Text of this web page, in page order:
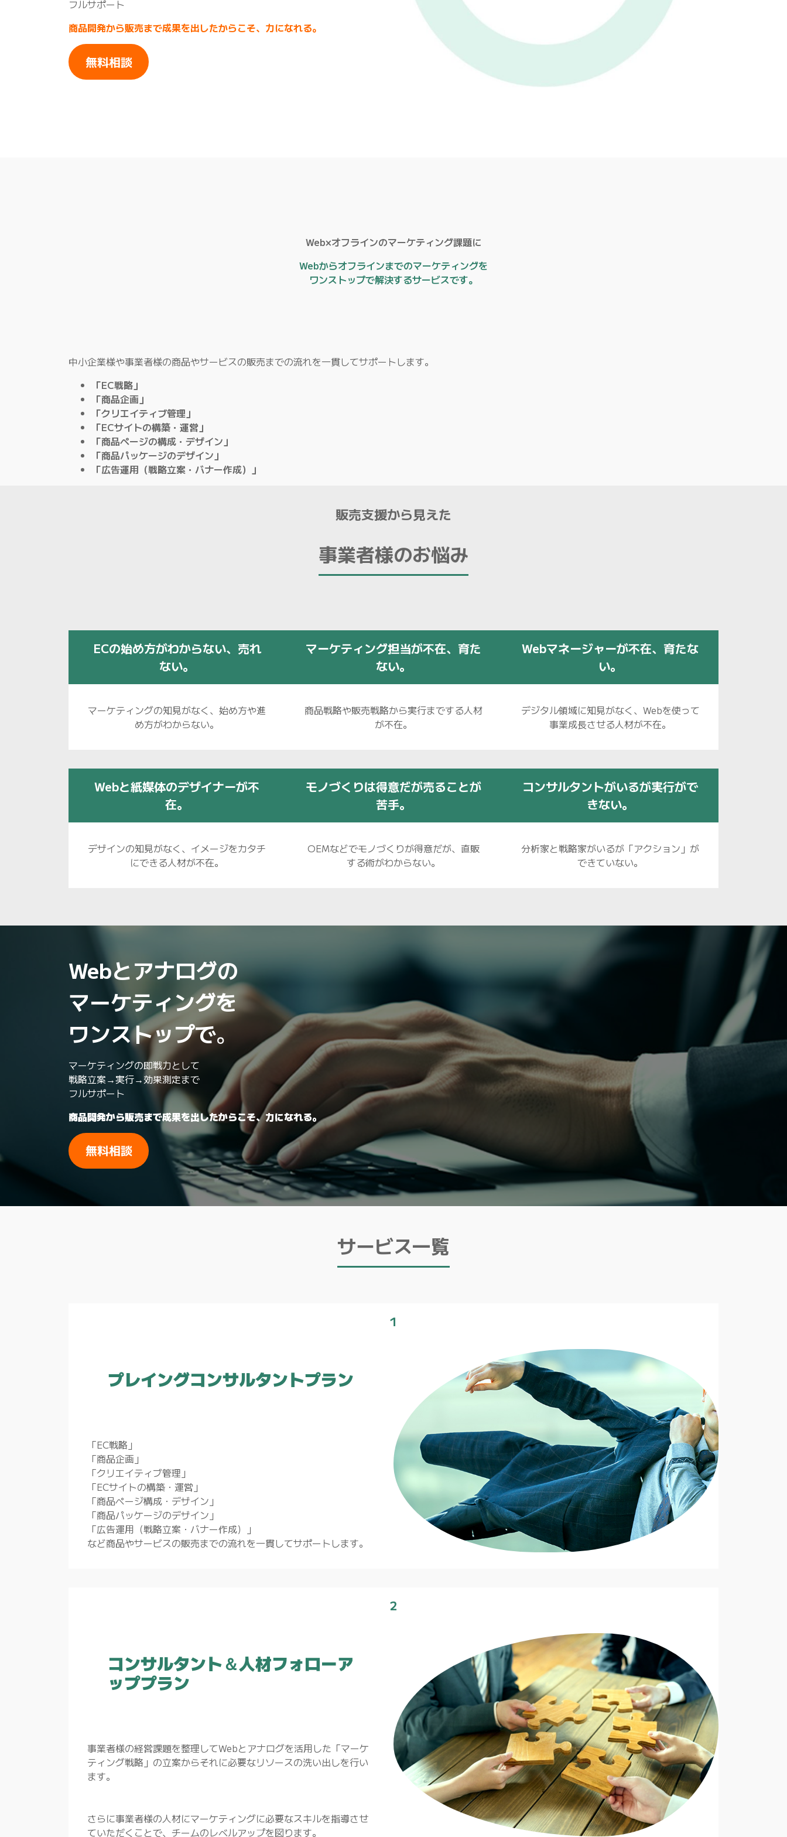
フルサポート
商品開発から販売まで成果を出したからこそ、力になれる。
無料相談
Web×オフラインのマーケティング課題に
Webからオフラインまでのマーケティングを
ワンストップで解決するサービスです。
中小企業様や事業者様の商品やサービスの販売までの流れを一貫してサポートします。
「EC戦略」
「商品企画」
「クリエイティブ管理」
「ECサイトの構築・運営」
「商品ページの構成・デザイン」
「商品パッケージのデザイン」
「広告運用（戦略立案・バナー作成）」
販売支援から見えた
事業者様のお悩み
ECの始め方がわからない、売れ
ない。
マーケティングの知見がなく、始め方や進
め方がわからない。
マーケティング担当が不在、育た
ない。
商品戦略や販売戦略から実行までする人材
が不在。
Webマネージャーが不在、育たな
い。
デジタル領域に知見がなく、Webを使って
事業成長させる人材が不在。
Webと紙媒体のデザイナーが不
在。
デザインの知見がなく、イメージをカタチ
にできる人材が不在。
モノづくりは得意だが売ることが
苦手。
OEMなどでモノづくりが得意だが、直販
する術がわからない。
コンサルタントがいるが実行がで
きない。
分析家と戦略家がいるが「アクション」が
できていない。
Webとアナログの
マーケティングを
ワンストップで。
マーケティングの即戦力として
戦略立案→実行→効果測定まで
フルサポート
商品開発から販売まで成果を出したからこそ、力になれる。
無料相談
サービス一覧
１
プレイングコンサルタントプラン
「EC戦略」
「商品企画」
「クリエイティブ管理」
「ECサイトの構築・運営」
「商品ページ構成・デザイン」
「商品パッケージのデザイン」
「広告運用（戦略立案・バナー作成）」
など商品やサービスの販売までの流れを一貫してサポートします。
２
コンサルタント＆人材フォローア
ッププラン
事業者様の経営課題を整理してWebとアナログを活用した「マーケ
ティング戦略」の立案からそれに必要なリソースの洗い出しを行い
ます。
さらに事業者様の人材にマーケティングに必要なスキルを指導させ
ていただくことで、チームのレベルアップを図ります。